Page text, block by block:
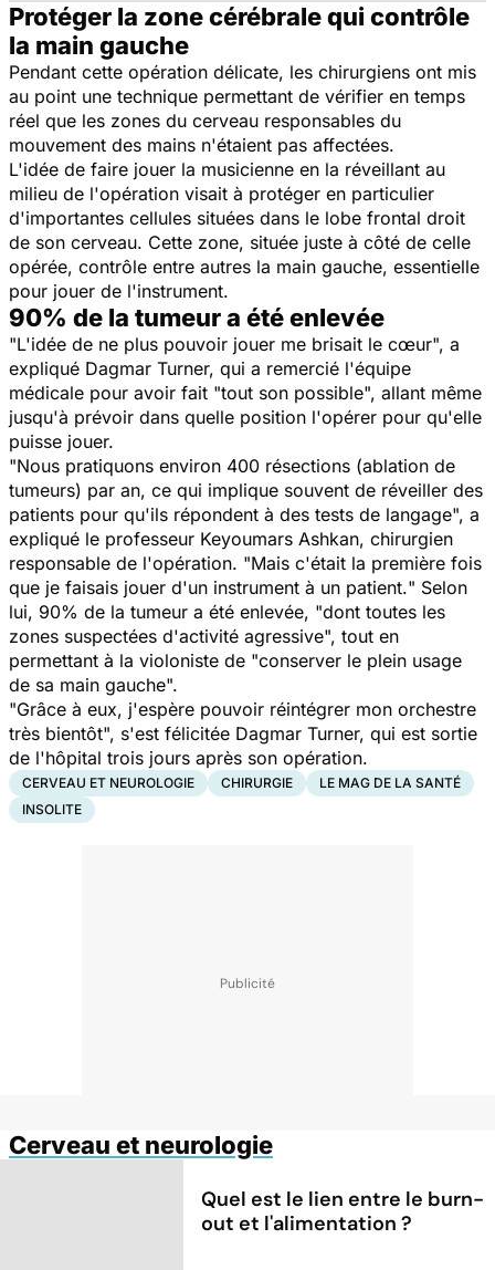
Protéger la zone cérébrale qui contrôle
la main gauche
Pendant cette opération délicate, les chirurgiens ont mis
au point une technique permettant de vérifier en temps
réel que les zones du cerveau responsables du
mouvement des mains n'étaient pas affectées.
L'idée de faire jouer la musicienne en la réveillant au
milieu de l'opération visait à protéger en particulier
d'importantes cellules situées dans le lobe frontal droit
de son cerveau. Cette zone, située juste à côté de celle
opérée, contrôle entre autres la main gauche, essentielle
pour jouer de l'instrument.
90% de la tumeur a été enlevée
"L'idée de ne plus pouvoir jouer me brisait le cœur", a
expliqué Dagmar Turner, qui a remercié l'équipe
médicale pour avoir fait "tout son possible", allant même
jusqu'à prévoir dans quelle position l'opérer pour qu'elle
puisse jouer.
"Nous pratiquons environ 400 résections (ablation de
tumeurs) par an, ce qui implique souvent de réveiller des
patients pour qu'ils répondent à des tests de langage", a
expliqué le professeur Keyoumars Ashkan, chirurgien
responsable de l'opération. "Mais c'était la première fois
que je faisais jouer d'un instrument à un patient." Selon
lui, 90% de la tumeur a été enlevée, "dont toutes les
zones suspectées d'activité agressive", tout en
permettant à la violoniste de "conserver le plein usage
de sa main gauche".
"Grâce à eux, j'espère pouvoir réintégrer mon orchestre
très bientôt", s'est félicitée Dagmar Turner, qui est sortie
de l'hôpital trois jours après son opération.
CERVEAU ET NEUROLOGIE CHIRURGIE
LE MAG DE LA SANTÉ
INSOLITE
Cerveau et neurologie
Quel est le lien entre le burn-
out et l'alimentation ?